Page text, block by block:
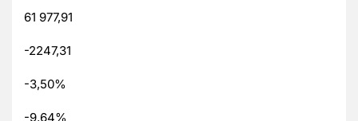
61 977,91
-2247,31
-3,50%
-9,64%